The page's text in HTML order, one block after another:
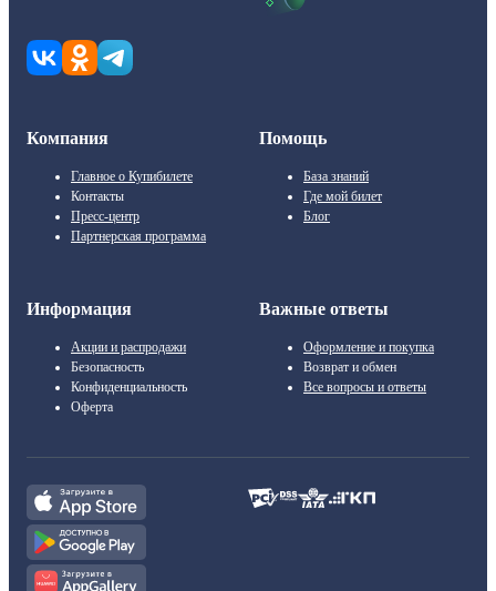
Компания
Главное о Купибилете
Контакты
Пресс-центр
Партнерская программа
Помощь
База знаний
Где мой билет
Блог
Информация
Акции и распродажи
Безопасность
Конфиденциальность
Оферта
Важные ответы
Оформление и покупка
Возврат и обмен
Все вопросы и ответы